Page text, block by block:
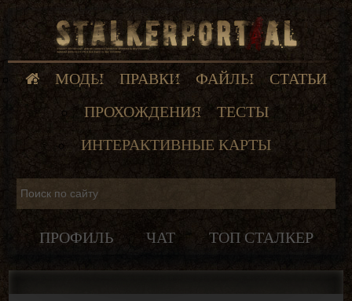
МОДЫ ПРАВКИ ФАЙЛЫ
СТАТЬИ
ПРОХОЖДЕНИЯ
ТЕСТЫ
ИНТЕРАКТИВНЫЕ КАРТЫ
ПРОФИЛЬ ЧАТ ТОП СТАЛКЕР